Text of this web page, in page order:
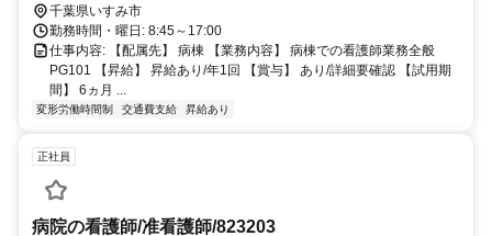
千葉県いすみ市
勤務時間・曜日: 8:45～17:00
仕事内容: 【配属先】 病棟 【業務内容】 病棟での看護師業務全般
PG101 【昇給】 昇給あり/年1回 【賞与】 あり/詳細要確認 【試用期
間】 6ヵ月 ...
変形労働時間制 交通費支給 昇給あり
正社員
病院の看護師/准看護師/823203